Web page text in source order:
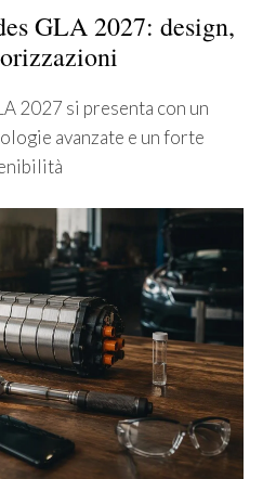
GLA 2027: design,
2027 si presenta con un
avanzate e un forte